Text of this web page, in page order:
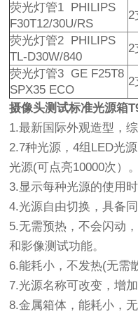
荧光灯管1 PHILIPS
F30T12/30U/RS
2
荧光灯管2 PHILIPS
TL-D30W/840
2
荧光灯管3 GE F25T8
SPX35 ECO
2
摄像头测试标准光源箱
1.最新国际外观造型，
2.7种光源，4组LED光
光源(可点亮10000次）。
3.显示每种光源的使用
4.光源自由切换，具备同
5.无需预热，不会闪动
和影像测试功能。
6.能耗小，不发热(无需
7.光源名称可改变，增加
8.金属箱体，能耗小，